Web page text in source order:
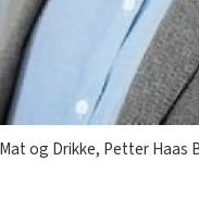
og Drikke, Petter